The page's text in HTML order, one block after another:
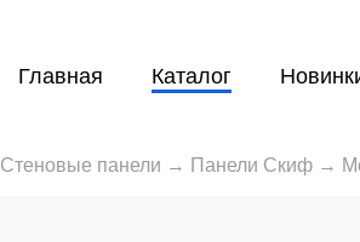
Главная Каталог
Стеновые панели → Панели Скиф →